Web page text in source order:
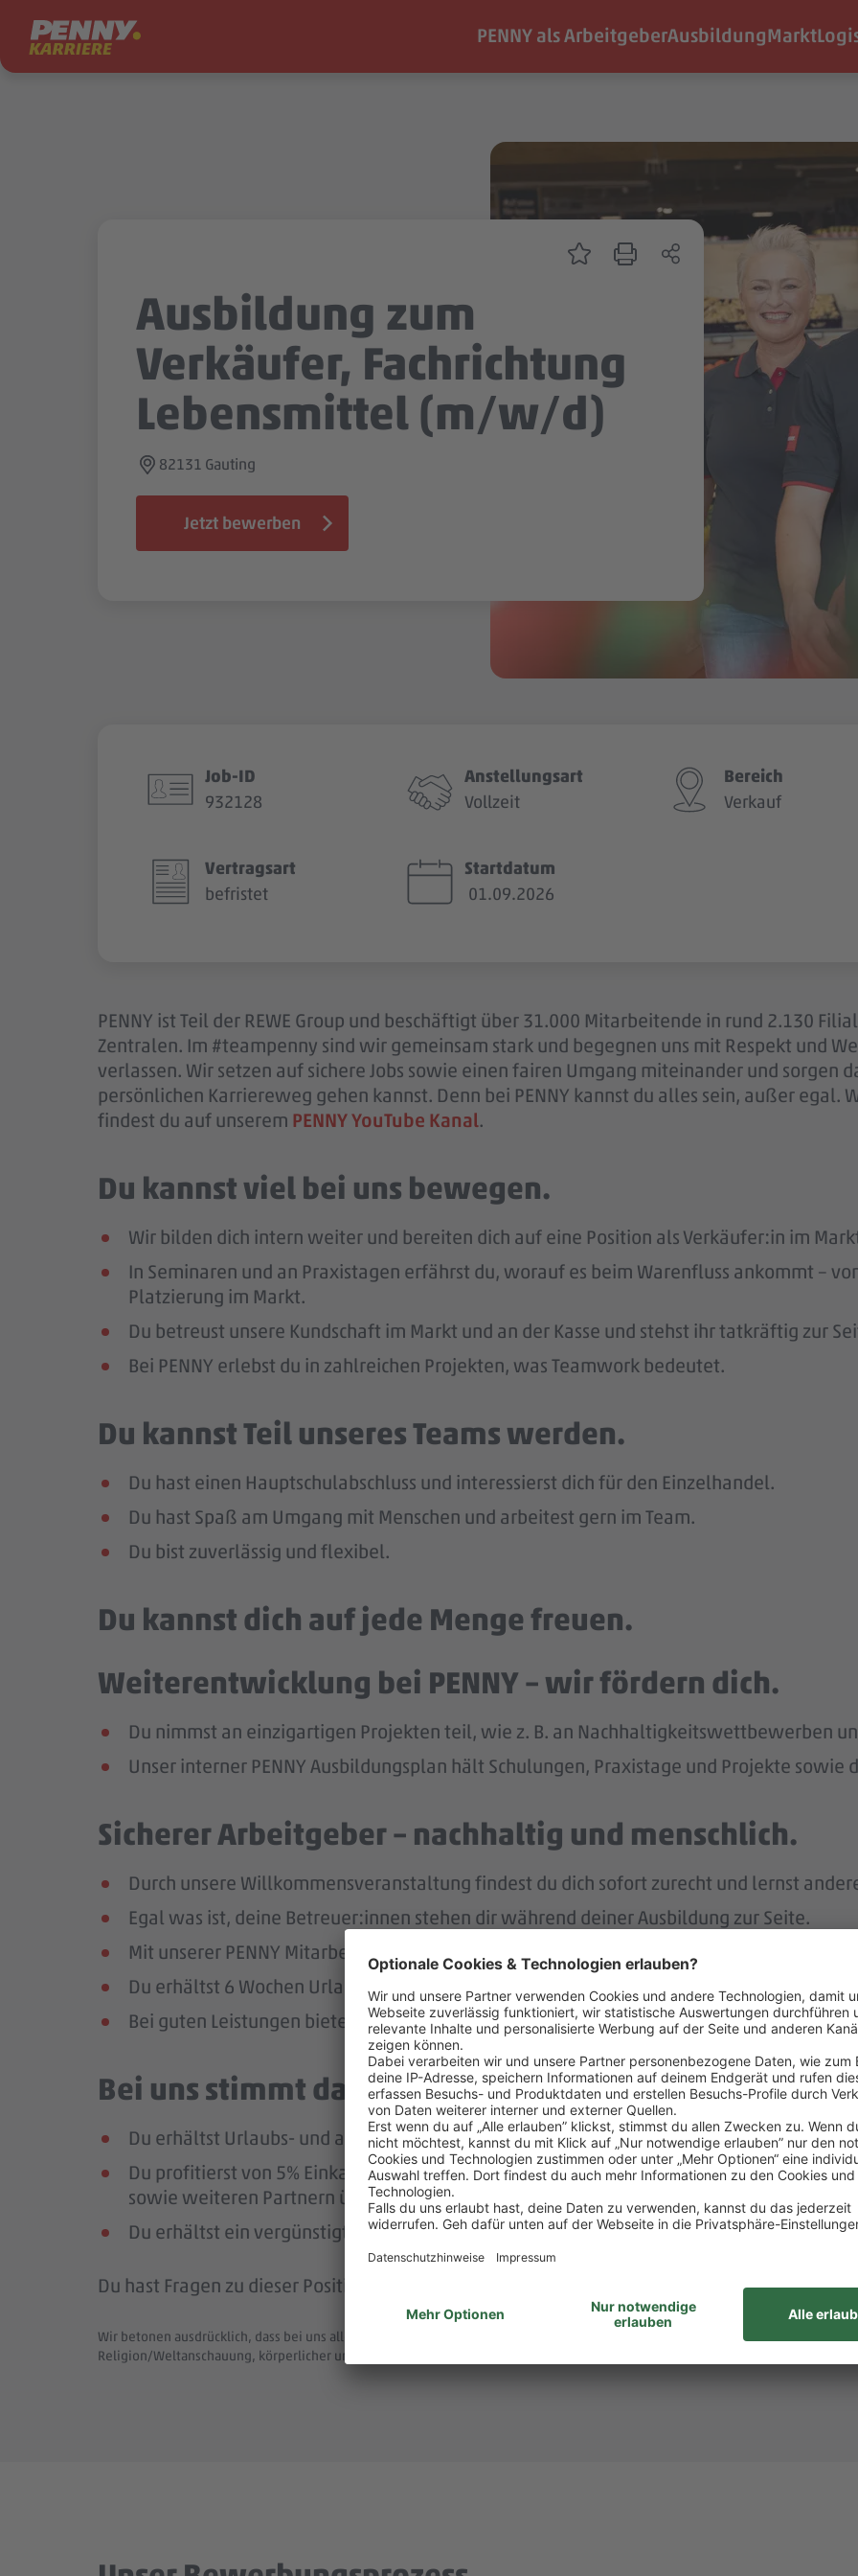
Zum Inhalt springen PENNY als ArbeitgeberAusbildungMarkt
Ausbildung zum
Verkäufer, Fachrichtung
Lebensmittel (m/w/d)
82131 Gauting
Jetzt bewerben
Job-ID
932128
Anstellungsart
Vollzeit
Bereich
Verkauf
Vertragsart
befristet
Startdatum
01.09.2026
PENNY ist Teil der REWE Group und beschäftigt über 31.000 Mitarbeitende in rund 2.130
Zentralen. Im #teampenny sind wir gemeinsam stark und begegnen uns mit Respekt und
verlassen. Wir setzen auf sichere Jobs sowie einen fairen Umgang miteinander und sorgen
persönlichen Karriereweg gehen kannst. Denn bei PENNY kannst du alles sein, außer egal.
findest du auf unserem PENNY YouTube Kanal.
Du kannst viel bei uns bewegen.
Wir bilden dich intern weiter und bereiten dich auf eine Position als Verkäufer:in im
In Seminaren und an Praxistagen erfährst du, worauf es beim Warenfluss ankommt –
Platzierung im Markt.
Du betreust unsere Kundschaft im Markt und an der Kasse und stehst ihr tatkräftig zur
Bei PENNY erlebst du in zahlreichen Projekten, was Teamwork bedeutet.
Du kannst Teil unseres Teams werden.
Du hast einen Hauptschulabschluss und interessierst dich für den Einzelhandel.
Du hast Spaß am Umgang mit Menschen und arbeitest gern im Team.
Du bist zuverlässig und flexibel.
Du kannst dich auf jede Menge freuen.
Weiterentwicklung bei PENNY – wir fördern dich.
Du nimmst an einzigartigen Projekten teil, wie z. B. an Nachhaltigkeitswettbewerben
Unser interner PENNY Ausbildungsplan hält Schulungen, Praxistage und Projekte
Sicherer Arbeitgeber – nachhaltig und menschlich.
Durch unsere Willkommensveranstaltung findest du dich sofort zurecht und lernst
Egal was ist, deine Betreuer:innen stehen dir während deiner Ausbildung zur Seite.
Mit unserer PENNY Mitarbeitenden-App bist du immer gut informiert und intern vernetzt.
Du erhältst 6 Wochen Urlaub pro Jahr.
Bei guten Leistungen bieten wir dir nach deiner Ausbildung eine Übernahme in ein
Bei uns stimmt das Gehalt – und noch mehr.
Du erhältst Urlaubs- und ab dem zweiten Jahr auch noch Weihnachtsgeld.
Du profitierst von 5% Einkaufsrabatt bei PENNY und REWE, weiteren Rabatten beim
sowie weiteren Partnern über die Plattform Corporate Benefits.
Du erhältst ein vergünstigtes Deutschlandticket.
Du hast Fragen zu dieser Position (Job-ID: 932128)? Dann melde dich bei Steffi Mollnau
Wir betonen ausdrücklich, dass bei uns alle Menschen - unabhängig von Geschlecht/geschlechtlicher Identität, ethnischer
Religion/Weltanschauung, körperlicher und geistiger Fähigkeiten, Alter sowie sexueller Orientierung oder weiterer